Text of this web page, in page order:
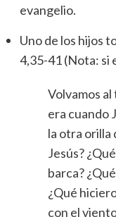
evangelio.
Uno de los hijos
4,35-41 (Nota: si
Volvamos
era cuando
la otra orilla
Jesús?
barca?
¿Qué
con el